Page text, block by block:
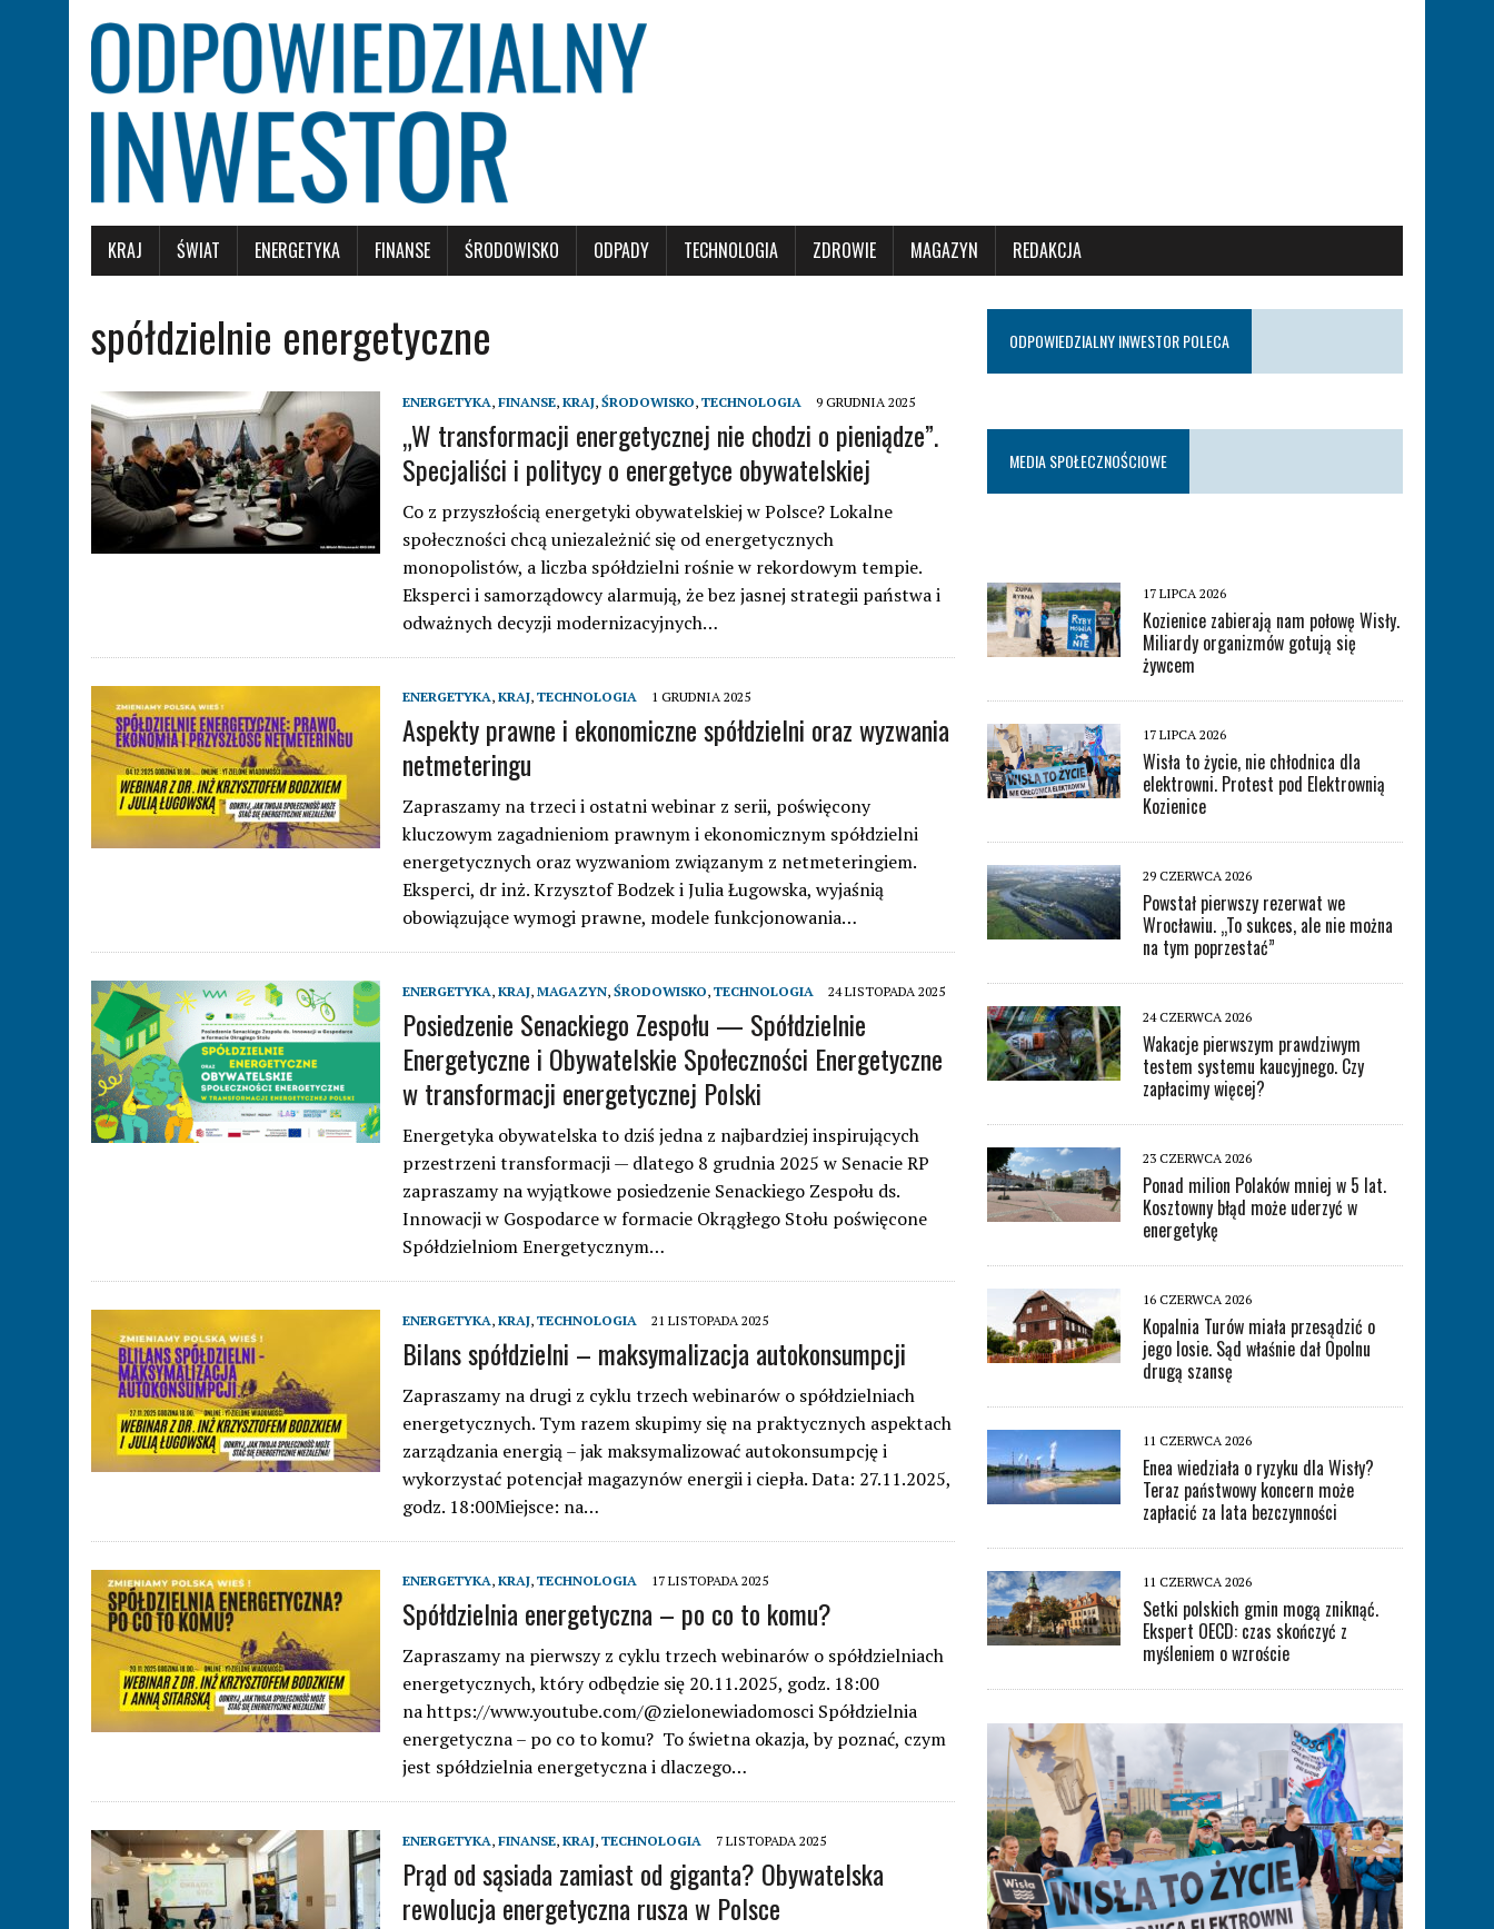
KRAJ ŚWIAT ENERGETYKA FINANSE ŚRODOWISKO ODPADY TECHNOLOGIA ZDROWIE MAGAZYN REDAKCJA
spółdzielnie energetyczne
ENERGETYKA, FINANSE, KRAJ, ŚRODOWISKO, TECHNOLOGIA 9 GRUDNIA 2025
„W transformacji energetycznej nie chodzi o pieniądze”.
Specjaliści i politycy o energetyce obywatelskiej
Co z przyszłością energetyki obywatelskiej w Polsce? Lokalne
społeczności chcą uniezależnić się od energetycznych
monopolistów, a liczba spółdzielni rośnie w rekordowym tempie.
Eksperci i samorządowcy alarmują, że bez jasnej strategii państwa i
odważnych decyzji modernizacyjnych…
ENERGETYKA, KRAJ, TECHNOLOGIA 1 GRUDNIA 2025
Aspekty prawne i ekonomiczne spółdzielni oraz wyzwania
netmeteringu
Zapraszamy na trzeci i ostatni webinar z serii, poświęcony
kluczowym zagadnieniom prawnym i ekonomicznym spółdzielni
energetycznych oraz wyzwaniom związanym z netmeteringiem.
Eksperci, dr inż. Krzysztof Bodzek i Julia Ługowska, wyjaśnią
obowiązujące wymogi prawne, modele funkcjonowania…
ENERGETYKA, KRAJ, MAGAZYN, ŚRODOWISKO, TECHNOLOGIA 24 LISTOPADA 2025
Posiedzenie Senackiego Zespołu — Spółdzielnie
Energetyczne i Obywatelskie Społeczności Energetyczne
w transformacji energetycznej Polski
Energetyka obywatelska to dziś jedna z najbardziej inspirujących
przestrzeni transformacji — dlatego 8 grudnia 2025 w Senacie RP
zapraszamy na wyjątkowe posiedzenie Senackiego Zespołu ds.
Innowacji w Gospodarce w formacie Okrągłego Stołu poświęcone
Spółdzielniom Energetycznym…
ENERGETYKA, KRAJ, TECHNOLOGIA 21 LISTOPADA 2025
Bilans spółdzielni – maksymalizacja autokonsumpcji
Zapraszamy na drugi z cyklu trzech webinarów o spółdzielniach
energetycznych. Tym razem skupimy się na praktycznych aspektach
zarządzania energią – jak maksymalizować autokonsumpcję i
wykorzystać potencjał magazynów energii i ciepła. Data: 27.11.2025,
godz. 18:00Miejsce: na…
ENERGETYKA, KRAJ, TECHNOLOGIA 17 LISTOPADA 2025
Spółdzielnia energetyczna – po co to komu?
Zapraszamy na pierwszy z cyklu trzech webinarów o spółdzielniach
energetycznych, który odbędzie się 20.11.2025, godz. 18:00
na https://www.youtube.com/@zielonewiadomosci Spółdzielnia
energetyczna – po co to komu? To świetna okazja, by poznać, czym
jest spółdzielnia energetyczna i dlaczego…
ENERGETYKA, FINANSE, KRAJ, TECHNOLOGIA 7 LISTOPADA 2025
Prąd od sąsiada zamiast od giganta? Obywatelska
rewolucja energetyczna rusza w Polsce
ODPOWIEDZIALNY INWESTOR POLECA
MEDIA SPOŁECZNOŚCIOWE
17 LIPCA 2026
Kozienice zabierają nam połowę Wisły.
Miliardy organizmów gotują się
żywcem
17 LIPCA 2026
Wisła to życie, nie chłodnica dla
elektrowni. Protest pod Elektrownią
Kozienice
29 CZERWCA 2026
Powstał pierwszy rezerwat we
Wrocławiu. „To sukces, ale nie można
na tym poprzestać”
24 CZERWCA 2026
Wakacje pierwszym prawdziwym
testem systemu kaucyjnego. Czy
zapłacimy więcej?
23 CZERWCA 2026
Ponad milion Polaków mniej w 5 lat.
Kosztowny błąd może uderzyć w
energetykę
16 CZERWCA 2026
Kopalnia Turów miała przesądzić o
jego losie. Sąd właśnie dał Opolnu
drugą szansę
11 CZERWCA 2026
Enea wiedziała o ryzyku dla Wisły?
Teraz państwowy koncern może
zapłacić za lata bezczynności
11 CZERWCA 2026
Setki polskich gmin mogą zniknąć.
Ekspert OECD: czas skończyć z
myśleniem o wzroście